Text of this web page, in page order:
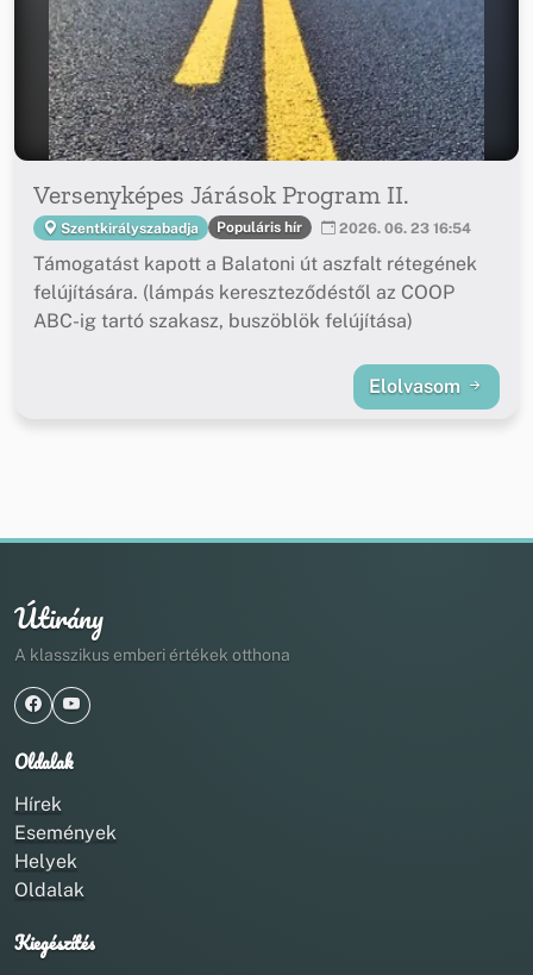
Versenyképes Járások Program II.
Szentkirályszabadja Populáris hír 2026. 06. 23 16:54
Támogatást kapott a Balatoni út aszfalt rétegének
felújítására. (lámpás kereszteződéstől az COOP
ABC-ig tartó szakasz, buszöblök felújítása)
Elolvasom
Útirány
A klasszikus emberi értékek otthona
Oldalak
Hírek
Események
Helyek
Oldalak
Kiegészítés